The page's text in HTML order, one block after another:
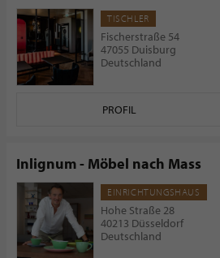
TISCHLER
Fischerstraße 54
47055 Duisburg
Deutschland
PROFIL
Inlignum - Möbel nach Mass
EINRICHTUNGSHAUS
Hohe Straße 28
40213 Düsseldorf
Deutschland